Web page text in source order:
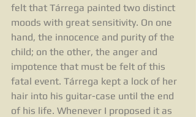
felt that Tárrega painted two distinct
moods with great sensitivity. On one
hand, the innocence and purity of the
child; on the other, the anger and
impotence that must be felt of this
fatal event. Tárrega kept a lock of her
hair into his guitar-case until the end
of his life. Whenever I proposed it as